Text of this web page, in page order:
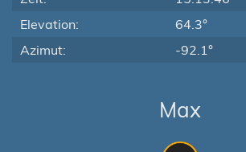
Elevation:
64.3°
Azimut:
-92.1°
Max